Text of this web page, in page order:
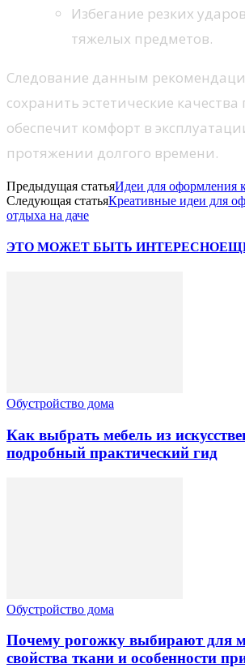
Избегание резких
тяжелых предметов.
Следование данным
сохранить эстетические
обеспечит комфорт в
протяжении долгого времени.
Предыдущая статьяИдеи для оформления
Следующая статьяКреативные идеи для
отдыха на даче
ЭТО МОЖЕТ БЫТЬ ИНТЕРЕСНО
Обустройство дома
Как выбрать мебель из
подробный практический гид
Обустройство дома
Почему рогожку выбирают для
свойства ткани и особенности